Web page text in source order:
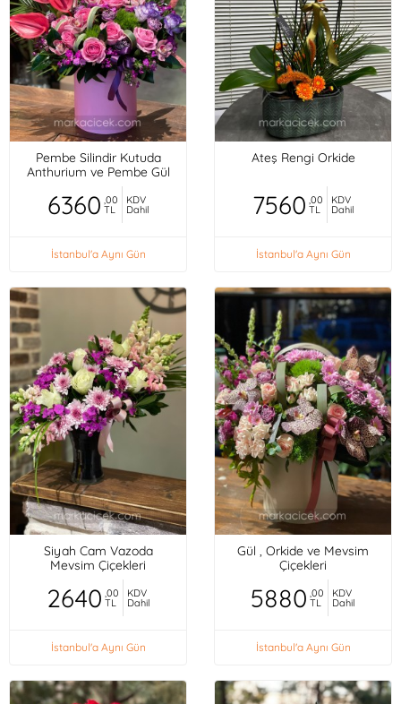
Pembe Silindir Kutuda
Anthurium ve Pembe Gül
6360 ,00
TL
KDV
Dahil
İstanbul'a Aynı Gün
Ateş Rengi Orkide
7560 ,00
TL
KDV
Dahil
İstanbul'a Aynı Gün
Siyah Cam Vazoda
Mevsim Çiçekleri
2640 ,00
TL
KDV
Dahil
İstanbul'a Aynı Gün
Gül , Orkide ve Mevsim
Çiçekleri
5880 ,00
TL
KDV
Dahil
İstanbul'a Aynı Gün